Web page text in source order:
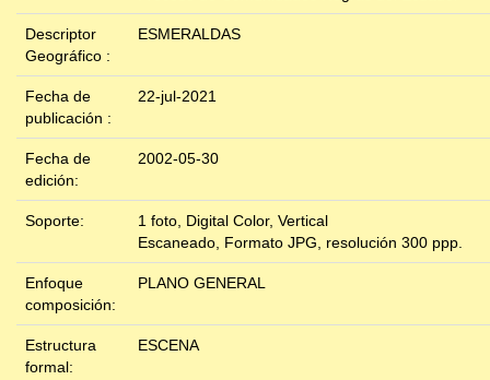
Descriptor
Geográfico :
ESMERALDAS
Fecha de
publicación :
22-jul-2021
Fecha de
edición:
2002-05-30
Soporte:
1 foto, Digital Color, Vertical
Escaneado, Formato JPG, resolución 300 ppp.
Enfoque
composición:
PLANO GENERAL
Estructura
formal:
ESCENA